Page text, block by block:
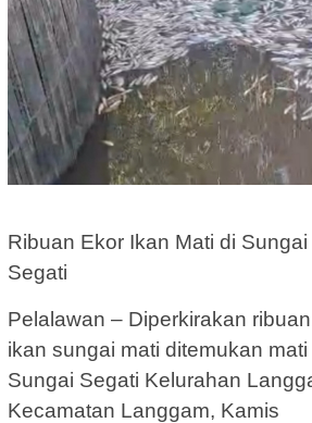
Ribuan Ekor Ikan Mati di Sungai
Segati
Pelalawan – Diperkirakan ribuan
ikan sungai mati ditemukan mati
Sungai Segati Kelurahan
Kecamatan Langgam, Kamis